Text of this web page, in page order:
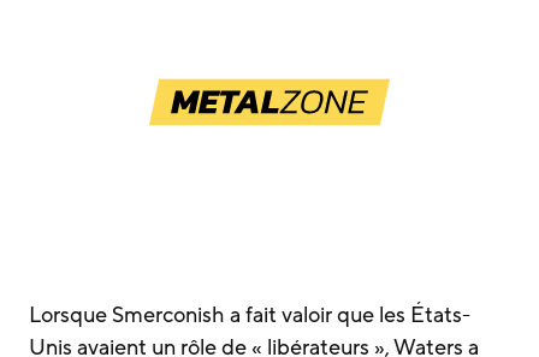
Lorsque Smerconish a fait valoir que les États-
Unis avaient un rôle de « libérateurs », Waters a